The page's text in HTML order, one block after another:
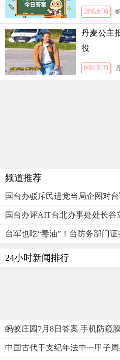
月5日答案
游戏新闻
丹麦公主
役
国际新闻
频道推荐
国台办驳斥民进党当局企图对
国台办评AIT台北办事处处长谷
台军也吃“毒油”！台防务部门
24小时新闻排行
蚂蚁庄园7月8日答案 手机防窥
中国古代干支纪年法中一甲子